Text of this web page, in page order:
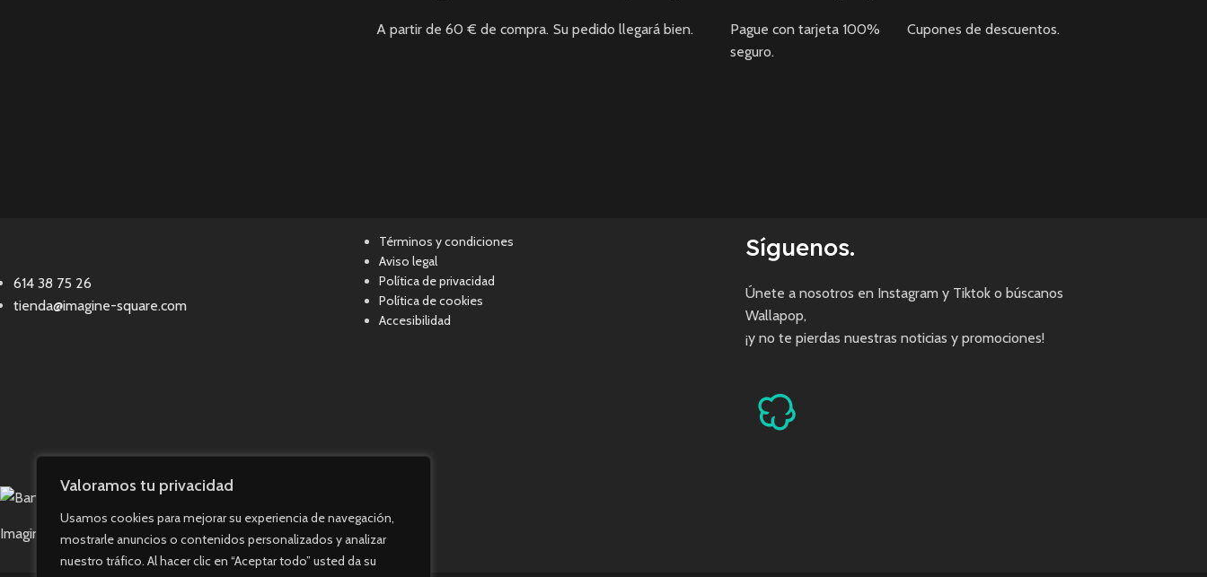
Valoramos tu privacidad
Usamos cookies para mejorar su experiencia de navegación,
mostrarle anuncios o contenidos personalizados y analizar
nuestro tráfico. Al hacer clic en “Aceptar todo” usted da su
A partir de 60 € de compra. Su pedido llegará bien.
Pague con tarjeta 100%
seguro.
Cupones de descuentos.
614 38 75 26
tienda@imagine-square.com
Términos y condiciones
Aviso legal
Política de privacidad
Política de cookies
Accesibilidad
Síguenos.
Únete a nosotros en Instagram y Tiktok o búscanos
Wallapop,
¡y no te pierdas nuestras noticias y promociones!
Imagine Square © 2023. Todos los derechos reservados.